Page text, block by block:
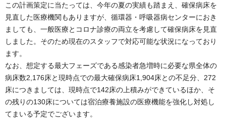
この計画策定に当たっては、今年の夏の実績も踏まえ、確保病床を
見直した医療機関もありますが、循環器・呼吸器病センターにおき
ましても、一般医療とコロナ診療の両立を考慮して確保病床を見直
しました。そのため現在のスタッフで対応可能な状況になっており
ます。
なお、想定する最大フェーズである感染者急増時に必要な県全体の
病床数2,176床と現時点での最大確保病床1,904床との不足分、272
床につきましては、現時点で142床の上積みができているほか、そ
の残りの130床については宿泊療養施設の医療機能を強化し対処し
てまいる予定でございます。